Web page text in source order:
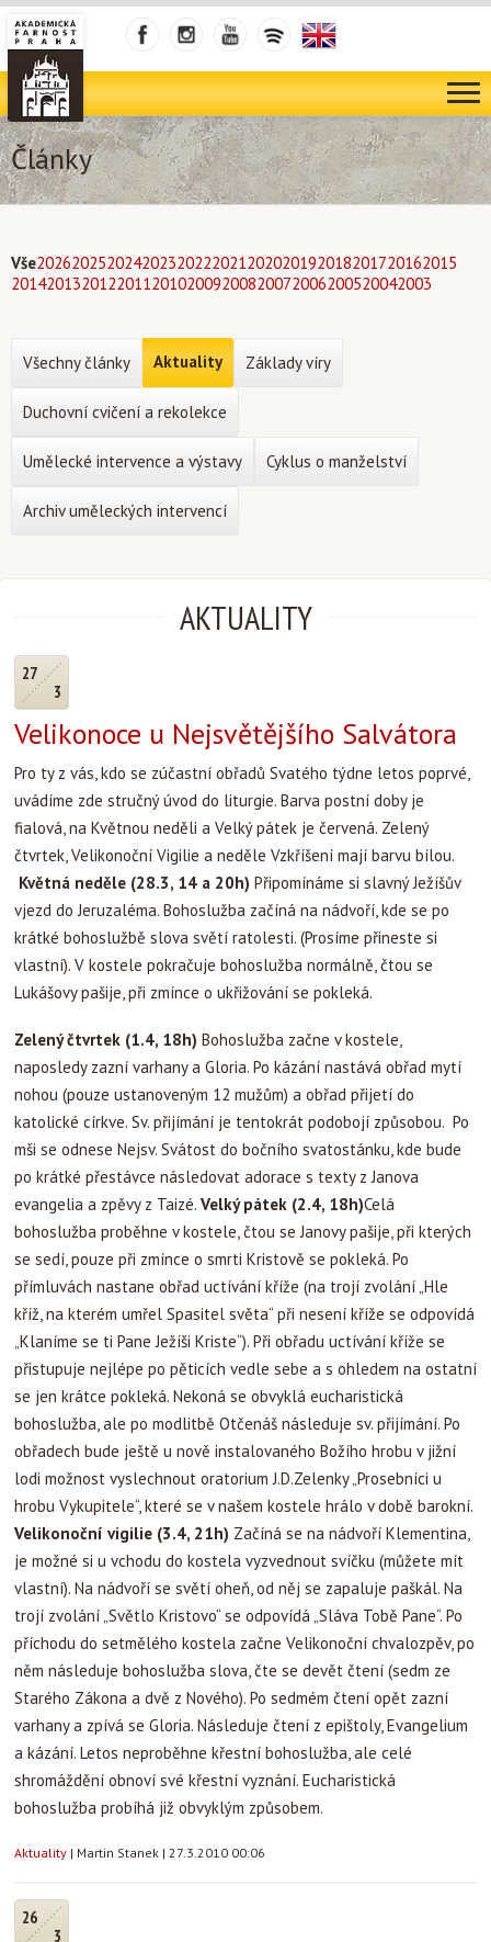
Články
Vše202620252024202320222021202020192018201720162015
201420132012201120102009200820072006200520042003
AKTUALITY
27
3
Velikonoce u Nejsvětějšího Salvátora
Pro ty z vás, kdo se zúčastní obřadů Svatého týdne letos poprvé,
uvádíme zde stručný úvod do liturgie. Barva postní doby je
fialová, na Květnou neděli a Velký pátek je červená. Zelený
čtvrtek, Velikonoční Vigilie a neděle Vzkříšení mají barvu bílou.
Květná neděle (28.3, 14 a 20h) Připomínáme si slavný Ježíšův
vjezd do Jeruzaléma. Bohoslužba začíná na nádvoří, kde se po
krátké bohoslužbě slova světí ratolesti. (Prosíme přineste si
vlastní). V kostele pokračuje bohoslužba normálně, čtou se
Lukášovy pašije, při zmínce o ukřižování se pokleká.
Zelený čtvrtek (1.4, 18h) Bohoslužba začne v kostele,
naposledy zazní varhany a Gloria. Po kázání nastává obřad mytí
nohou (pouze ustanoveným 12 mužům) a obřad přijetí do
katolické církve. Sv. přijímání je tentokrát podobojí způsobou. Po
mši se odnese Nejsv. Svátost do bočního svatostánku, kde bude
po krátké přestávce následovat adorace s texty z Janova
evangelia a zpěvy z Taizé. Velký pátek (2.4, 18h)Celá
bohoslužba proběhne v kostele, čtou se Janovy pašije, při kterých
se sedí, pouze při zmínce o smrti Kristově se pokleká. Po
přímluvách nastane obřad uctívání kříže (na trojí zvolání „Hle
kříž, na kterém umřel Spasitel světa“ při nesení kříže se odpovídá
„Klaníme se ti Pane Ježíši Kriste“). Při obřadu uctívání kříže se
přistupuje nejlépe po pěticích vedle sebe a s ohledem na ostatní
se jen krátce pokleká. Nekoná se obvyklá eucharistická
bohoslužba, ale po modlitbě Otčenáš následuje sv. přijímání. Po
obřadech bude ještě u nově instalovaného Božího hrobu v jižní
lodi možnost vyslechnout oratorium J.D.Zelenky „Prosebníci u
hrobu Vykupitele“, které se v našem kostele hrálo v době barokní.
Velikonoční vigilie (3.4, 21h) Začíná se na nádvoří Klementina,
je možné si u vchodu do kostela vyzvednout svíčku (můžete mít
vlastní). Na nádvoří se světí oheň, od něj se zapaluje paškál. Na
trojí zvolání „Světlo Kristovo“ se odpovídá „Sláva Tobě Pane“. Po
příchodu do setmělého kostela začne Velikonoční chvalozpěv, po
něm následuje bohoslužba slova, čte se devět čtení (sedm ze
Starého Zákona a dvě z Nového). Po sedmém čtení opět zazní
varhany a zpívá se Gloria. Následuje čtení z epištoly, Evangelium
a kázání. Letos neproběhne křestní bohoslužba, ale celé
shromáždění obnoví své křestní vyznání. Eucharistická
bohoslužba probíhá již obvyklým způsobem.
Aktuality | Martin Stanek | 27.3.2010 00:06
26
3
Všechny články Aktuality Základy víry
Duchovní cvičení a rekolekce
Umělecké intervence a výstavy Cyklus o manželství
Archiv uměleckých intervencí